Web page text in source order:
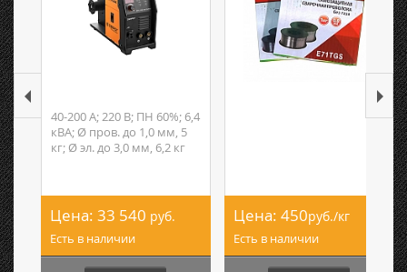
40-200 А; 220 В; ПН 60%; 6,4
кВА; Ø пров. до 1,0 мм, 5
кг; Ø эл. до 3,0 мм, 6,2 кг
Цена: 33 540 руб.
Есть в наличии
Цена: 450руб./кг
Есть в наличии